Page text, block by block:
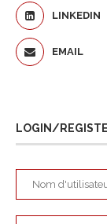
LINKEDIN
EMAIL
LOGIN/